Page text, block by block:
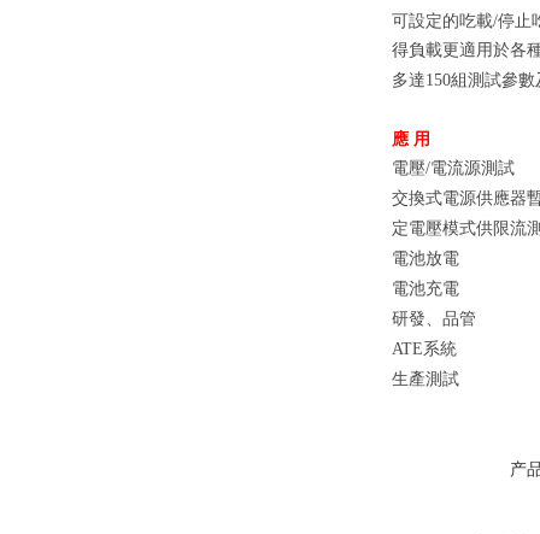
可設定的吃載/停止
得負載更適用於各
多達150組測試參
應 用
電壓/電流源測試
交換式電源供應器
定電壓模式供限流
電池放電
電池充電
研發、品管
ATE系統
生產測試
产